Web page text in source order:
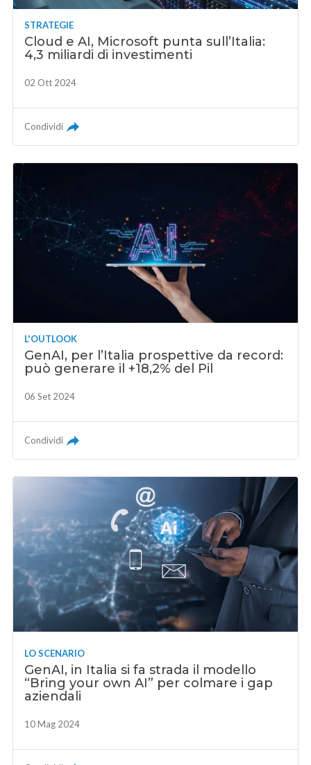
STRATEGIE
Cloud e AI, Microsoft punta sull’Italia:
4,3 miliardi di investimenti
02 Ott 2024
Condividi
L'OUTLOOK
GenAI, per l’Italia prospettive da record:
può generare il +18,2% del Pil
06 Set 2024
Condividi
LO SCENARIO
GenAI, in Italia si fa strada il modello
“Bring your own AI” per colmare i gap
aziendali
10 Mag 2024